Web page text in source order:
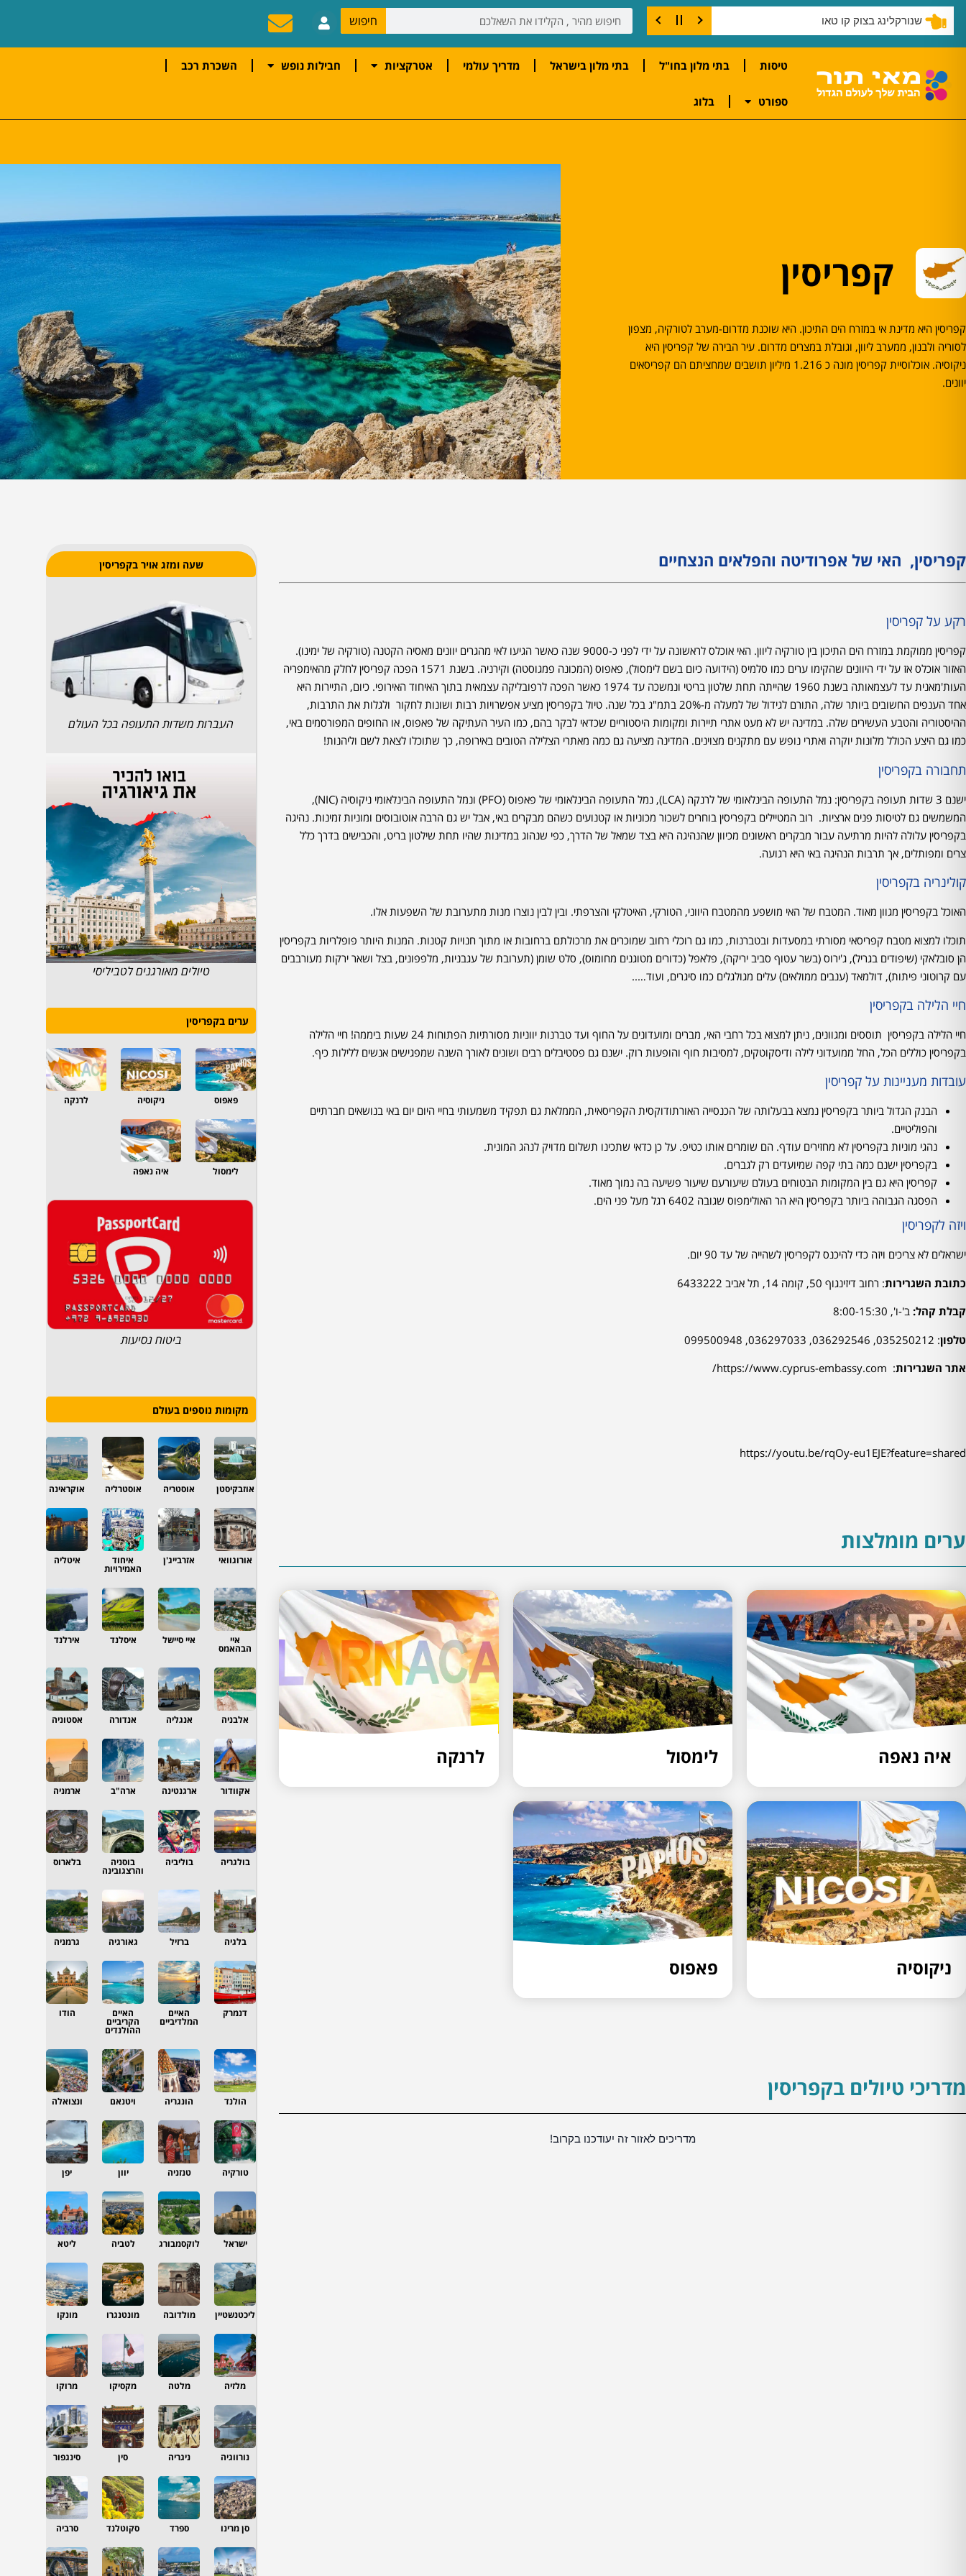
קורס צלילה בקו טאו חיפוש
טיסות בתי מלון בחו"ל בתי מלון בישראל מדריך עולמי אטרקציות חבילות נופש השכרת רכב
ספורט בלוג
קפריסין
קפריסין היא מדינת אי במזרח הים התיכון. היא שוכנת מדרום-מערב לטורקיה, מצפון
לסוריה ולבנון, ממערב ליוון, וגובלת במצרים מדרום. עיר הבירה של קפריסין היא
ניקוסיה. אוכלוסיית קפריסין מונה כ 1.216 מיליון תושבים שמחציתם הם קפריסאים
יוונים.
קפריסין, האי של אפרודיטה והפלאים הנצחיים
רקע על קפריסין
קפריסין ממוקמת במזרח הים התיכון בין טורקיה ליוון. האי אוכלס לראשונה על ידי לפני כ-9000 שנה כאשר הגיעו לאי מהגרים יוונים מאסיה הקטנה (טורקיה של ימינו).
האזור אוכלס אז על ידי היוונים שהקימו ערים כמו סלמיס (הידועה כיום בשם לימסול), פאפוס (המכונה פמגוסטה) וקירניה. בשנת 1571 הפכה קפריסין לחלק מהאימפריה
העות'מאנית עד לעצמאותה בשנת 1960 שהייתה תחת שלטון בריטי ונמשכה עד 1974 כאשר הפכה לרפובליקה עצמאית בתוך האיחוד האירופי. כיום, התיירות היא
אחד הענפים החשובים ביותר שלה, התורם לגידול של למעלה מ-20% בתמ"ג בכל שנה. טיול בקפריסין מציע אפשרויות רבות ושונות לחקור ולגלות את התרבות,
ההיסטוריה והטבע העשירים שלה. במדינה יש לא מעט אתרי תיירות ומקומות היסטוריים שכדאי לבקר בהם, כמו העיר העתיקה של פאפוס, או החופים המפורסמים באי,
כמו גם היצע הכולל מלונות יוקרה ואתרי נופש עם מתקנים מצוינים. המדינה מציעה גם כמה מאתרי הצלילה הטובים באירופה, כך שתוכלו לצאת לשם וליהנות!
תחבורה בקפריסין
ישנם 3 שדות תעופה בקפריסין: נמל התעופה הבינלאומי של לרנקה (LCA), נמל התעופה הבינלאומי של פאפוס (PFO) ונמל התעופה הבינלאומי ניקוסיה (NIC),
המשמשים גם לטיסות פנים ארציות. רוב המטיילים בקפריסין בוחרים לשכור מכוניות או קטנועים כשהם מבקרים באי, אבל יש גם הרבה אוטובוסים ומוניות זמינות. נהיגה
בקפריסין עלולה להיות מרתיעה עבור מבקרים ראשונים מכיוון שהנהיגה היא בצד שמאל של הדרך, כפי שנהוג במדינות שהיו תחת שילטון בריט, והכבישים בדרך כלל
צרים ומפותלים, אך תרבות הנהיגה באי היא רגועה.
קולינריה בקפריסין
האוכל בקפריסין מגוון מאוד. המטבח של האי מושפע מהמטבח היווני, הטורקי, האיטלקי והצרפתי. ובין לבין נוצרו מנות מתערובת של השפעות אלו.
תוכלו למצוא מטבח קפריסאי מסורתי במסעדות ובטברנות, כמו גם רוכלי רחוב שמוכרים את מרכולתם ברחובות או מתוך חנויות קטנות. המנות היותר פופלריות בקפריסין
הן סובלאקי (שיפודים בגריל), ג'ירוס (בשר עטוף סביב יריקה), פלאפל (כדורים מטוגנים מחומוס), סלט שומן (תערובת של עגבניות, מלפפונים, בצל ושאר ירקות מעורבבים
עם קרוטוני פיתות), דולמאד (ענבים ממולאים) עלים מגולגלים כמו סיגרים, ועוד…..
חיי הלילה בקפריסין
חיי הלילה בקפריסין תוססים ומגוונים, ניתן למצוא בכל רחבי האי, מברים ומועדונים על החוף ועד טברנות יווניות מסורתיות הפתוחות 24 שעות ביממה! חיי הלילה
בקפריסין כוללים הכל, החל ממועדוני לילה ודיסקוטקים, למסיבות חוף והופעות רוק. ישנם גם פסטיבלים רבים ושונים לאורך השנה שמפגישים אנשים ללילות כיף.
עובדות מעניינות על קפריסין
הבנק הגדול ביותר בקפריסין נמצא בבעלותה של הכנסייה האורתודוקסית הקפריסאית, הממלאת גם תפקיד משמעותי בחיי היום יום באי בנושאים חברתיים
והפוליטיים.
נהגי מוניות בקפריסין לא מחזירים עודף. הם שומרים אותו כטיפ. על כן כדאי שתכינו תשלום מדויק לנהג המונית.
בקפריסין ישנם כמה בתי קפה שמיועדים רק לגברים.
קפריסין היא גם בין המקומות הבטוחים בעולם שיעורעם שיעור פשיעה בה נמוך מאוד.
הפסגה הגבוהה ביותר בקפריסין היא הר האולימפוס שגובה 6402 רגל מעל פני הים.
ויזה לקפריסין
ישראלים לא צריכים ויזה כדי להיכנס לקפריסין לשהייה של עד 90 יום.
כתובת השגרירות: רחוב דיזינגוף 50,
קומה 14, תל אביב 6433222
קבלת קהל: ב'-ו', 8:00-15:30
טלפון: 035250212, 036292546, 036297033, 099500948
אתר השגרירות:
https://www.cyprus-embassy.com/
https://youtu.be/rqOy-eu1EJE?feature=shared
ערים מומלצות
איה נאפה לימסול לרנקה
ניקוסיה פאפוס
מדריכי טיולים בקפריסין
מדריכים לאזור זה יעודכנו בקרוב!
שעה ומזג אויר בקפריסין
העברות משדות התעופה בכל העולם
טיולים מאורגנים לטביליסי
ערים בקפריסין
פאפוס ניקוסיה לרנקה
לימסול איה נאפה
ביטוח נסיעות
מקומות נוספים בעולם
אוזבקיסטן אוסטריה אוסטרליה אוקראינה
אורוגוואי אזרבייג'ן איחוד
האמירויות
איטליה
איי
הבהאמס
איי סיישל איסלנד אירלנד
אלבניה אנגליה אנדורה אסטוניה
אקוודור ארגנטינה ארה"ב ארמניה
בולגריה בוליביה בוסניה
והרצגובינה
בלארוס
בלגיה ברזיל גאורגיה גרמניה
דנמרק האיים
המלדיביים
האיים
הקריביים
ההולנדים
הודו
הולנד הונגריה ויטנאם ונצואלה
טורקיה טנזניה יוון יפן
ישראל לוקסמבורג לטביה ליטא
ליכטנשטיין מולדובה מונטנגרו מונקו
מלזיה מלטה מקסיקו מרוקו
נורווגיה ניגריה סין סינגפור
סן מרינו ספרד סקוטלנד סרביה